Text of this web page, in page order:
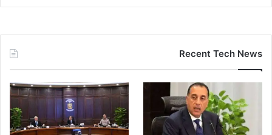
Recent Tech News